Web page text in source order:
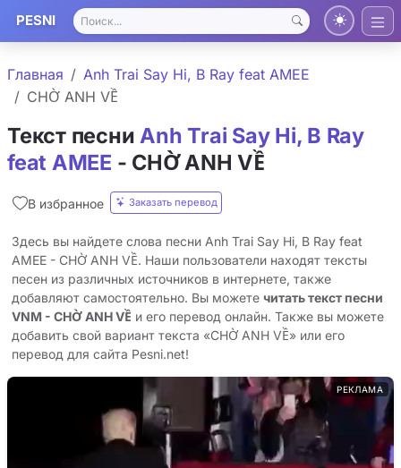
PESNI
Главная
Anh Trai Say Hi, B Ray feat AMEE
CHỜ ANH VỀ
Текст песни Anh Trai Say Hi, B Ray
feat AMEE - CHỜ ANH VỀ
В избранное Заказать перевод
Здесь вы найдете слова песни Anh Trai Say Hi, B Ray feat
AMEE - CHỜ ANH VỀ. Наши пользователи находят тексты
песен из различных источников в интернете, также
добавляют самостоятельно. Вы можете читать текст песни
VNM - CHỜ ANH VỀ и его перевод онлайн. Также вы можете
добавить свой вариант текста «CHỜ ANH VỀ» или его
перевод для сайта Pesni.net!
РЕКЛАМА